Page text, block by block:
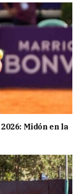
Midón en la